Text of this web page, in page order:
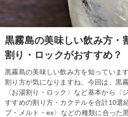
黒霧島の美味しい飲み方・
割り・ロックがおすすめ？
黒霧島の美味しい飲み方を知っていま
割り方が気になりますね。今回は、黒
〈お湯割り・ロック〉など基本から〈
すすめの割り方・カクテルを合計10選
プ・メルト・ex〉などの種類に合った